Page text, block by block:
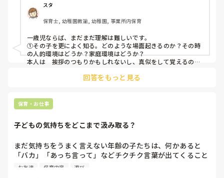
スタ
保育士, 幼稚園教諭, 幼稚園, 事業所内保育
一歳児ならば、まだまだ理解は難しいです。
①その子を更によく知る。どのような場面起きるのか？その時
の人的環境はどうか？家庭環境はどうか？
本人は　挨拶のつもりかもしれないし、真似をして覚えるの
自分の思いが上手くいかなくて、パチンなのかもしれません。
③叩くのは暴力になるので駄目なものは駄目　まだまだ理解は
難しいので「だめ　いけない」と簡潔に言います。
ゃを取られたね」「嫌だね」「でも」「叩きません」「ちゃん
私も先輩のご意見頂戴したいです。
回答をもっと見る
保育・お仕事
子どもの気持ちをどこまで汲み取る？
まだ気持ちをうまく言えない年齢の子たちは、何かあると
「バカ」「あっち言って」などチクチク言葉が出てくること
がありますよね。
お友達 保育内容 遊び